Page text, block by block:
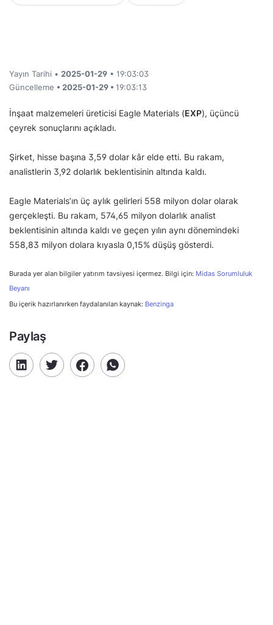
Yayın Tarihi • 2025-01-29 • 19:03:03
Güncelleme • 2025-01-29 • 19:03:13
İnşaat malzemeleri üreticisi Eagle Materials (EXP), üçüncü
çeyrek sonuçlarını açıkladı.
Şirket, hisse başına 3,59 dolar kâr elde etti. Bu rakam,
analistlerin 3,92 dolarlık beklentisinin altında kaldı.
Eagle Materials’ın üç aylık gelirleri 558 milyon dolar olarak
gerçekleşti. Bu rakam, 574,65 milyon dolarlık analist
beklentisinin altında kaldı ve geçen yılın aynı dönemindeki
558,83 milyon dolara kıyasla 0,15% düşüş gösterdi.
Burada yer alan bilgiler yatırım tavsiyesi içermez. Bilgi için: Midas Sorumluluk
Beyanı
Bu içerik hazırlanırken faydalanılan kaynak: Benzinga
Paylaş